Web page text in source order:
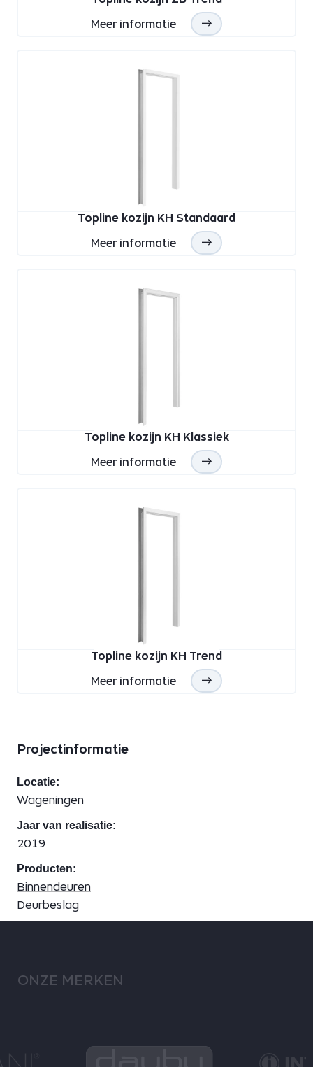
Meer informatie
Topline kozijn KH Standaard
Meer informatie
Topline kozijn KH Klassiek
Meer informatie
Topline kozijn KH Trend
Meer informatie
Projectinformatie
Locatie:
Wageningen
Jaar van realisatie:
2019
Producten:
Binnendeuren
Deurbeslag
ONZE MERKEN